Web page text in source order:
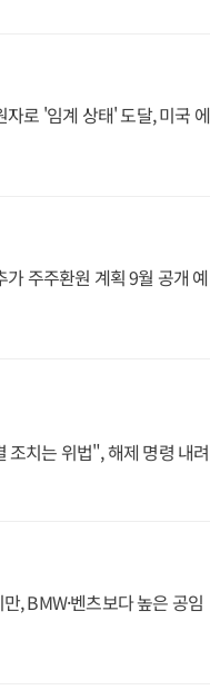
로 '임계 상태' 도달, 미국 에
주주환원 계획 9월 공개 예
조치는 위법", 해제 명령 내려
, BMW·벤츠보다 높은 공임